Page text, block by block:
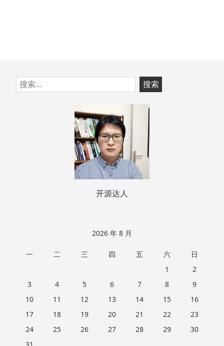
跳
至
搜
索：
开源达人
2026 年 8 月
一 二 三 四 五 六
日
1
2
3
4 5 6 7 8
9
10
11 12 13 14 15
16
17
18 19 20 21 22
23
24
25 26 27 28 29
30